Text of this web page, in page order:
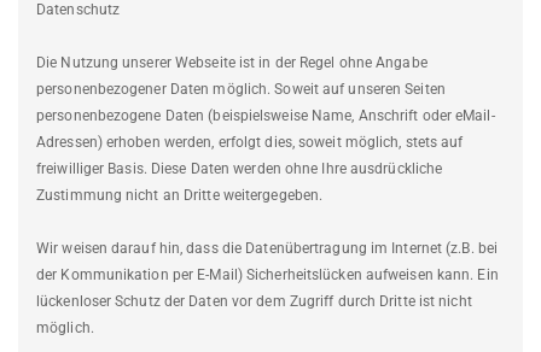
Datenschutz
Die Nutzung unserer Webseite ist in der Regel ohne Angabe
personenbezogener Daten möglich. Soweit auf unseren Seiten
personenbezogene Daten (beispielsweise Name, Anschrift oder eMail-
Adressen) erhoben werden, erfolgt dies, soweit möglich, stets auf
freiwilliger Basis. Diese Daten werden ohne Ihre ausdrückliche
Zustimmung nicht an Dritte weitergegeben.
Wir weisen darauf hin, dass die Datenübertragung im Internet (z.B. bei
der Kommunikation per E-Mail) Sicherheitslücken aufweisen kann. Ein
lückenloser Schutz der Daten vor dem Zugriff durch Dritte ist nicht
möglich.